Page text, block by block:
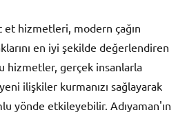
et hizmetleri, modern çağın
en iyi şekilde değerlendiren
hizmetler, gerçek insanlarla
ilişkiler kurmanızı sağlayarak
yönde etkileyebilir. Adıyaman'ın